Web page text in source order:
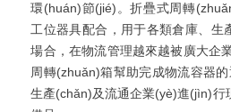
環(huán)節(jié)。折疊式周轉
工位器具配合，用于各類倉庫
場合，在物流管理越來越被廣大企
周轉(zhuǎn)箱幫助完成物流容器的
生產(chǎn)及流通企業(yè)進(jìn)行